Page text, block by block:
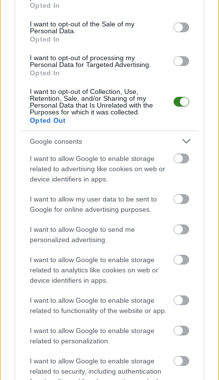
use your data for below specified purposes in below Google
consent section.
Opted In
I want to opt-out of the Sale of my
Personal Data.
Opted In
I want to opt-out of processing my
Personal Data for Targeted Advertising.
Opted In
I want to opt-out of Collection, Use,
Retention, Sale, and/or Sharing of my
Personal Data that Is Unrelated with the
Purposes for which it was collected.
Opted Out
Google consents
I want to allow Google to enable storage
related to advertising like cookies on web or
device identifiers in apps.
I want to allow my user data to be sent to
Google for online advertising purposes.
I want to allow Google to send me
personalized advertising.
I want to allow Google to enable storage
related to analytics like cookies on web or
device identifiers in apps.
I want to allow Google to enable storage
related to functionality of the website or app.
I want to allow Google to enable storage
related to personalization.
I want to allow Google to enable storage
related to security, including authentication
Zamość transmisja
oglądać? (07.08.2026)
Boguchwała
2026-08-06 10:43
i dwa awanse. Duży
powrót do Ekoball
Stali Sanok!
KOMENTARZE
Uwaga!
Teraz komentarze są domyślnie ukryte, aby poprawić
„Zobacz komentarze”, aby je wyświetlić i dołączyć do
dyskusji.
Zobacz komentarze
NASTĘPNY ARTYKUŁ
2026-07-06 20:59
Sparingi przed sezonem 2026/27: od
Asseco Resovia|Developres Rzeszów |ITA TOOLS Stal Mielec
Cellfast Wilki Krosno|Texom Stal Rzeszów|Stal Mielec